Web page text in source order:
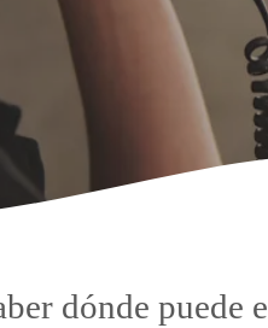
dónde puede